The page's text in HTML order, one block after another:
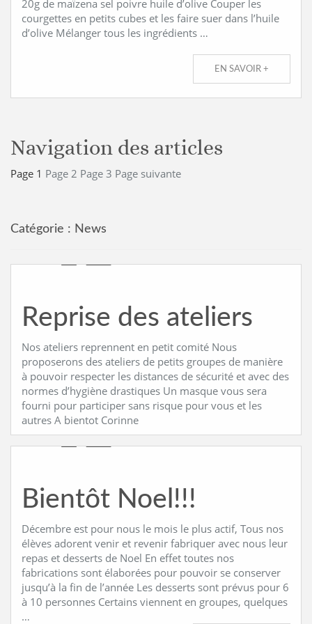
20g de maïzena sel poivre huile d’olive Couper les
courgettes en petits cubes et les faire suer dans l’huile
d’olive Mélanger tous les ingrédients …
EN SAVOIR +
Navigation des articles
Page 1 Page 2 Page 3 Page suivante
Catégorie : News
Reprise des ateliers
Nos ateliers reprennent en petit comité Nous
proposerons des ateliers de petits groupes de manière
à pouvoir respecter les distances de sécurité et avec des
normes d’hygiène drastiques Un masque vous sera
fourni pour participer sans risque pour vous et les
autres A bientot Corinne
Bientôt Noel!!!
Décembre est pour nous le mois le plus actif, Tous nos
élèves adorent venir et revenir fabriquer avec nous leur
repas et desserts de Noel En effet toutes nos
fabrications sont élaborées pour pouvoir se conserver
jusqu’à la fin de l’année Les desserts sont prévus pour 6
à 10 personnes Certains viennent en groupes, quelques
…